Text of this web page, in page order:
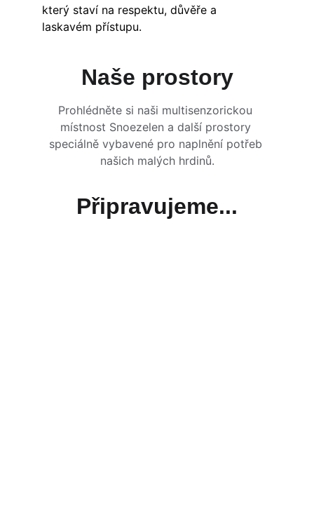
který staví na respektu, důvěře a
laskavém přístupu.
Naše prostory
Prohlédněte si naši multisenzorickou
místnost Snoezelen a další prostory
speciálně vybavené pro naplnění potřeb
našich malých hrdinů.
Připravujeme...